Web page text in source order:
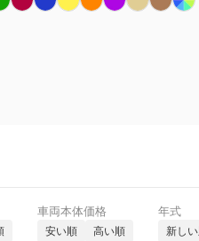
車両本体価格
安い順 高い順
年式
新し